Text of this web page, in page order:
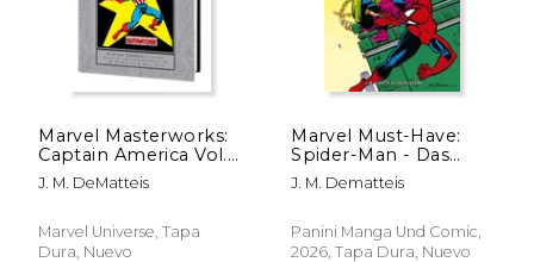
Marvel Masterworks:
Captain America Vol.
15 (en Inglés)
J. M. DeMatteis
Marvel Universe, Tapa
Dura, Nuevo
Marvel Must-Have:
Spider-Man - Das
Kind in Dir (en
Alemán)
J. M. Dematteis
Panini Manga Und Comic,
2026, Tapa Dura, Nuevo